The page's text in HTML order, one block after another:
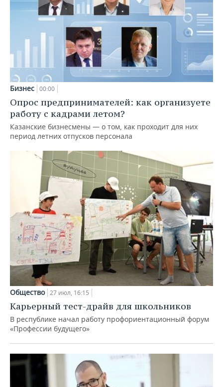
Бизнес 00:00
Опрос предпринимателей: как организуете
работу с кадрами летом?
Казанские бизнесмены — о том, как проходит для них
период летних отпусков персонала
Общество 27 июл, 16:15
Карьерный тест-драйв для школьников
В республике начал работу профориентационный форум
«Профессии будущего»